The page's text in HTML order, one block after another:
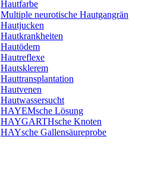
Hautfarbe
Multiple neurotische Hautgangrän
Hautjucken
Hautkrankheiten
Hautödem
Hautreflexe
Hautsklerem
Hauttransplantation
Hautvenen
Hautwassersucht
HAYEMsche Lösung
HAYGARTHsche Knoten
HAYsche Gallensäureprobe